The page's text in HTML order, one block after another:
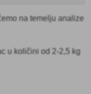
na temelju analize
u količini od 2-2,5 kg